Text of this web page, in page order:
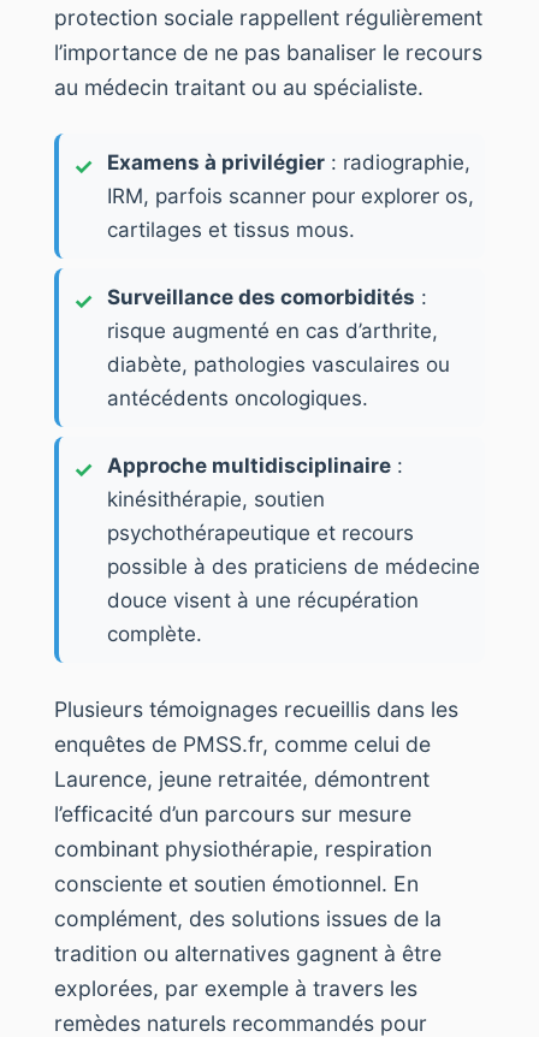
protection sociale rappellent régulièrement
l’importance de ne pas banaliser le recours
au médecin traitant ou au spécialiste.
Examens à privilégier : radiographie,
IRM, parfois scanner pour explorer os,
cartilages et tissus mous.
Surveillance des comorbidités :
risque augmenté en cas d’arthrite,
diabète, pathologies vasculaires ou
antécédents oncologiques.
Approche multidisciplinaire :
kinésithérapie, soutien
psychothérapeutique et recours
possible à des praticiens de médecine
douce visent à une récupération
complète.
Plusieurs témoignages recueillis dans les
enquêtes de PMSS.fr, comme celui de
Laurence, jeune retraitée, démontrent
l’efficacité d’un parcours sur mesure
combinant physiothérapie, respiration
consciente et soutien émotionnel. En
complément, des solutions issues de la
tradition ou alternatives gagnent à être
explorées, par exemple à travers les
remèdes naturels recommandés pour